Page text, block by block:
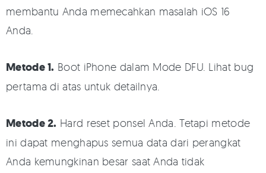
membantu Anda memecahkan masalah iOS 16
Anda.
Metode 1. Boot iPhone dalam Mode DFU. Lihat bug
pertama di atas untuk detailnya.
Metode 2. Hard reset ponsel Anda. Tetapi metode
ini dapat menghapus semua data dari perangkat
Anda kemungkinan besar saat Anda tidak